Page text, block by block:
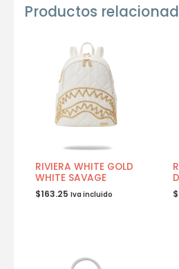
Productos
RIVIERA WHITE GOLD
WHITE SAVAGE
$163.25 Iva incluido $